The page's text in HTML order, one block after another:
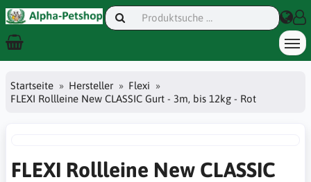
Startseite Hersteller
Flexi
FLEXI Rollleine New CLASSIC Gurt - 3m, bis 12kg - Rot
FLEXI Rollleine New CLASSIC